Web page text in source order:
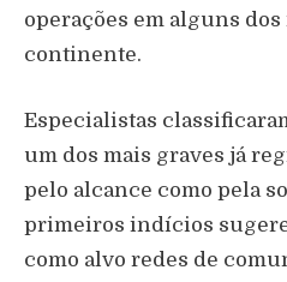
operações em alguns
continente.
Especialistas
um dos mais graves já
pelo alcance como pela
primeiros indícios
como alvo redes de